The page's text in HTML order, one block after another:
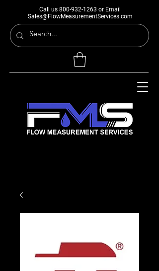
Call us 800-932-1263 or Email
Sales@FlowMeasurementServices.com